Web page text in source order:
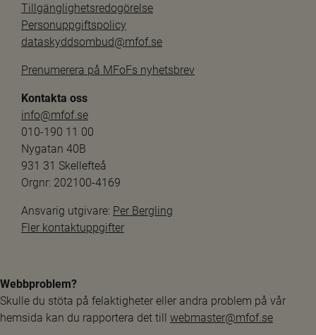
Tillgänglighetsredogörelse
Personuppgiftspolicy
dataskyddsombud@mfof.se
Prenumerera på MFoFs nyhetsbrev
Kontakta oss
info@mfof.se
010-190 11 00
Nygatan 40B
931 31 Skellefteå
Orgnr: 202100-4169
Ansvarig utgivare: Per Bergling
Fler kontaktuppgifter
Webbproblem?
Skulle du stöta på felaktigheter eller andra problem på vår
hemsida kan du rapportera det till webmaster@mfof.se